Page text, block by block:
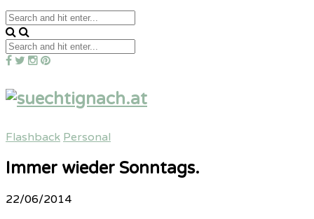
Flashback Personal
Immer wieder Sonntags.
22/06/2014